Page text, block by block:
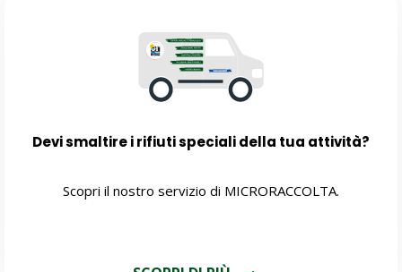
Devi smaltire i rifiuti speciali della tua attività?
Scopri il nostro servizio di MICRORACCOLTA.